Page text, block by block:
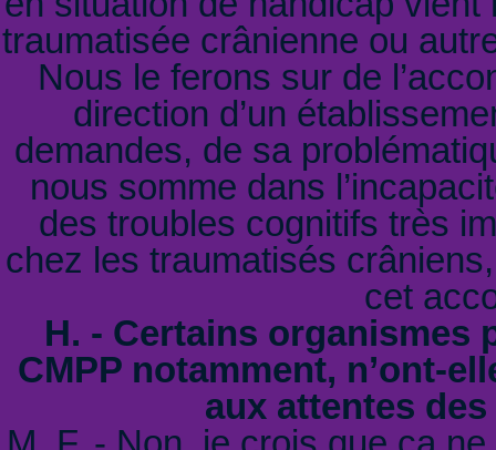
traumatisée crânienne ou
Nous le ferons sur de
direction d’un
demandes, de sa
nous somme dans
des troubles cognitifs très
chez les traumatisés
cet
H. - Certains organismes
CMPP notamment, n’ont-
aux attentes